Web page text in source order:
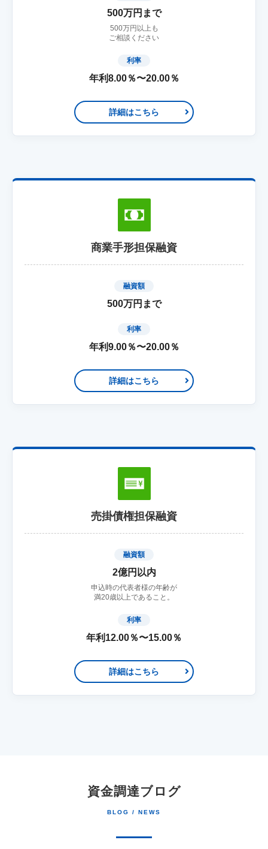
詳細はこちら
500万円まで
500万円以上も
ご相談ください
利率
年利8.00％〜20.00％
商業手形担保融資
詳細はこちら
融資額
500万円まで
利率
年利9.00％〜20.00％
売掛債権担保融資
詳細はこちら
融資額
2億円以内
申込時の代表者様の年齢が
満20歳以上であること。
利率
年利12.00％〜15.00％
資金調達ブログ
BLOG / NEWS